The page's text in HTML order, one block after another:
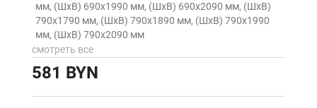
мм, (ШхВ) 690х1990 мм, (ШхВ) 690х2090 мм, (ШхВ)
790х1790 мм, (ШхВ) 790х1890 мм, (ШхВ) 790х1990
мм, (ШхВ) 790х2090 мм
смотреть все
581 BYN